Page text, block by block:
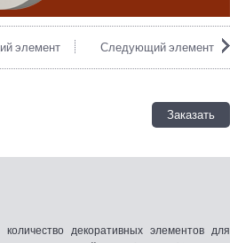
Следующий элемент
элемент
Заказать
декоративных элементов для